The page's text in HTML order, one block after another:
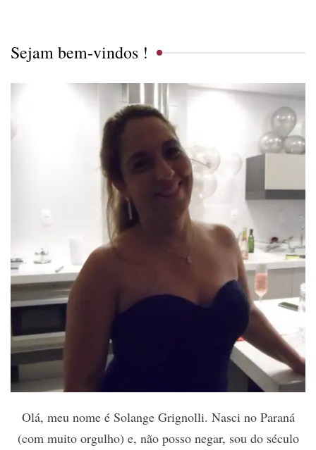
Sejam bem-vindos !
Olá, meu nome é Solange Grignolli. Nasci no Paraná
(com muito orgulho) e, não posso negar, sou do século